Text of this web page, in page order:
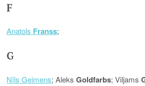
F
Anatols Franss;
G
Nīls Geimens; AleksGoldfarbs; Viljams